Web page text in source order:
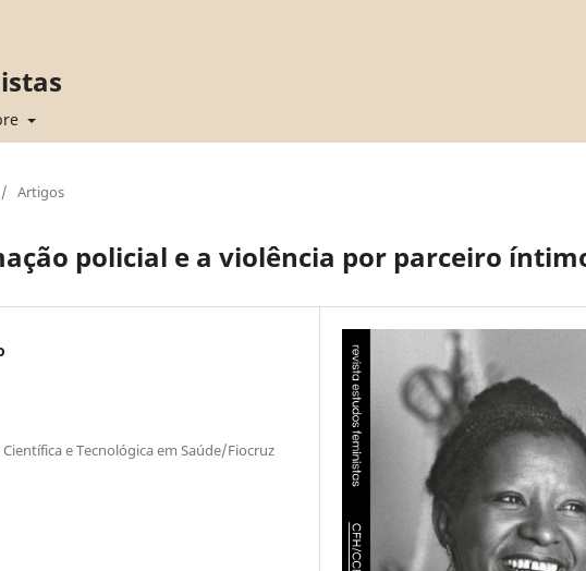
/ Artigos
policial e a violência por parceiro
e Tecnológica em Saúde/Fiocruz